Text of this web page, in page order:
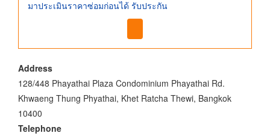
มาประเมินราคาซ่อมก่อนได้ รับประกัน
Address
128/448 Phayathai Plaza Condominium Phayathai Rd.
Khwaeng Thung Phyathai, Khet Ratcha Thewi, Bangkok
10400
Telephone